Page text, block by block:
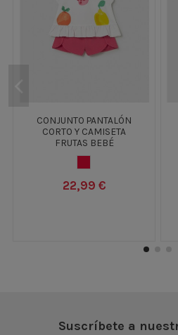
CONJUNTO PANTALÓN
CORTO Y CAMISETA
FRUTAS BEBÉ
22,99 €
Suscríbete a